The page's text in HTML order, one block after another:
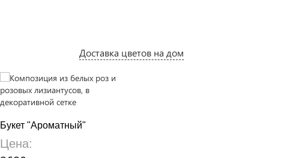
Доставка цветов на дом
Букет "Ароматный"
Цена: